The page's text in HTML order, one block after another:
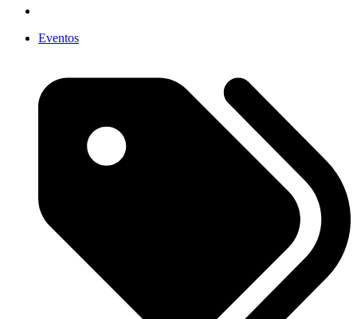
Eventos